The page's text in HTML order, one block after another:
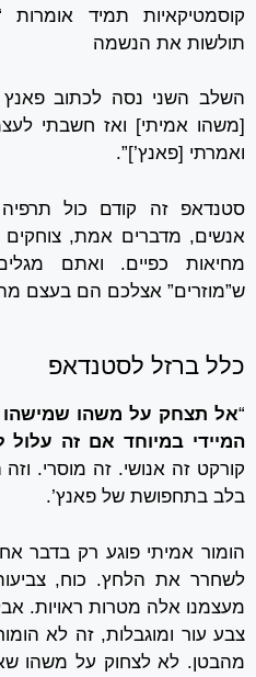
קוסמטיקאיות תמיד אומרות
תולשות את הנשמה
השלב השני נסה לכתוב
[משהו אמיתי] ואז חשבתי
ואמרתי [פאנץ’]”.
סטנדאפ זה קודם כול
אנשים, מדברים אמת,
מחיאות כפיים. ואתם
ש”מוזרים” אצלכם הם בעצם
כלל ברזל לסטנדאפ
“אל תצחק על משהו שמישהו
המיידי במיוחד אם זה עלול
קורקט זה אנושי. זה מוסרי.
בלב בתחפושת של פאנץ’.
הומור אמיתי פוגע רק בדבר
לשחרר את הלחץ. כוח,
מעצמנו אלה מטרות ראויות.
צבע עור ומוגבלות, זה לא
מהבטן. לא לצחוק על משהו